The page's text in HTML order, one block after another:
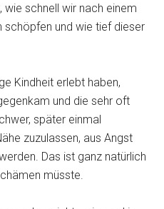
schnell wir nach einem
schöpfen und wie tief dieser
Kindheit erlebt haben,
und die sehr oft
später einmal
zuzulassen, aus Angst
Das ist ganz natürlich
müsste.